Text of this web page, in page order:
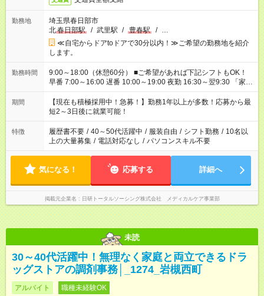
勤務地
埼玉県春日部市
北春日部駅 / 武里駅 / 豊春駅 / …
≪自宅からドアtoドアで30分以内！≫ご希望の勤務地を紹介
します。
勤務時間
9:00～18:00（休憩60分） ■ご希望があれば下記シフトもOK！
早番 7:00～16:00 遅番 10:00～19:00 夜勤 16:30～翌9:30 「家族
と休みを合わせたい」 「余裕を持って夕飯の準備がしたい」
「できれば残業はしたくない」 など、ご希望を教えてください
ね。 ※Wワーク希望の方へ 今ご覧のお仕事で希望する勤務時間
と、もう1つのお仕事の勤務時間。 合計で週40時間を超える場
合は応募できません。
期間
【現在も積極採用中！急募！】勤務1年以上が多数！応募から最
短2～3日後に就業可能！
特徴 履歴書不要 / 40～50代活躍中 / 服装自由 / シフト勤務 / 10名以
上の大量募集 / 電話対応なし / パソコンスキル不要
気になる！ 応募する 詳細へ
掲載元企業名 日研トータルソーシング株式会社 メディカルケア事業部
未読
30～40代活躍中！無理なく家庭と両立できるドラ
ッグストアの調剤事務│_1274_岩槻西町
アルバイト 職種未経験OK